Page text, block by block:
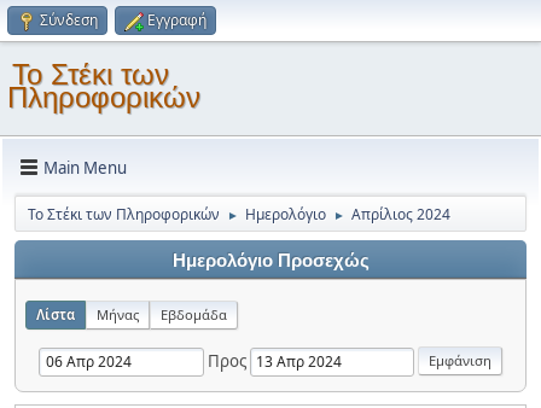
Σύνδεση Εγγραφή
Το Στέκι των
Πληροφορικών
Main Menu
Το Στέκι των Πληροφορικών ► Ημερολόγιο ► Απρίλιος 2024
Ημερολόγιο Προσεχώς
Λίστα Μήνας Εβδομάδα
Προς